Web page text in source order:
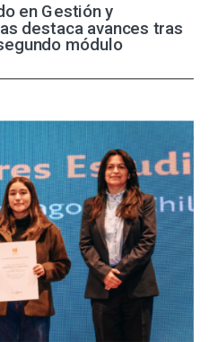
en Gestión y
destaca avances tras
módulo